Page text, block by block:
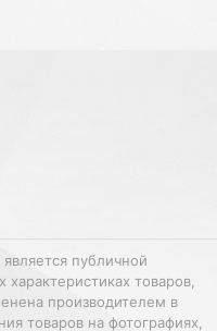
публичной
товаров,
производителем в
товаров на фотографиях,